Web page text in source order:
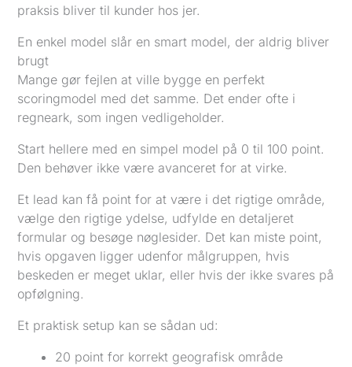
praksis bliver til kunder hos jer.
En enkel model slår en smart model, der aldrig bliver
brugt
Mange gør fejlen at ville bygge en perfekt
scoringmodel med det samme. Det ender ofte i
regneark, som ingen vedligeholder.
Start hellere med en simpel model på 0 til 100 point.
Den behøver ikke være avanceret for at virke.
Et lead kan få point for at være i det rigtige område,
vælge den rigtige ydelse, udfylde en detaljeret
formular og besøge nøglesider. Det kan miste point,
hvis opgaven ligger udenfor målgruppen, hvis
beskeden er meget uklar, eller hvis der ikke svares på
opfølgning.
Et praktisk setup kan se sådan ud:
20 point for korrekt geografisk område